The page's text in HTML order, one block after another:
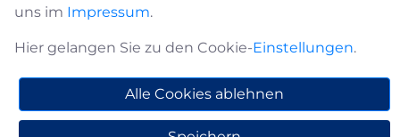
Bürgerschützenverein
Düdinghausen
Oberschledorner Str. 11
uns im Impressum.
Hier gelangen Sie zu den Cookie-Einstellungen.
Alle Cookies ablehnen